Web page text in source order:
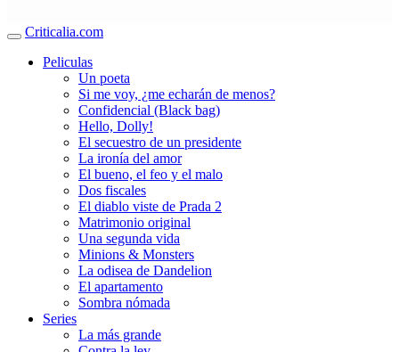
Criticalia.com
Peliculas
Un poeta
Si me voy, ¿me echarán de menos?
Confidencial (Black bag)
Hello, Dolly!
El secuestro de un presidente
La ironía del amor
El bueno, el feo y el malo
Dos fiscales
El diablo viste de Prada 2
Matrimonio original
Una segunda vida
Minions & Monsters
La odisea de Dandelion
El apartamento
Sombra nómada
Series
La más grande